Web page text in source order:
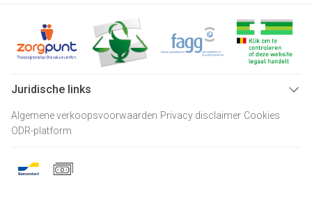
Juridische links
Algemene verkoopsvoorwaarden Privacy disclaimer Cookies
ODR-platform